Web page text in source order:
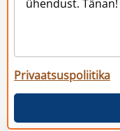
Privaatsuspoliitika